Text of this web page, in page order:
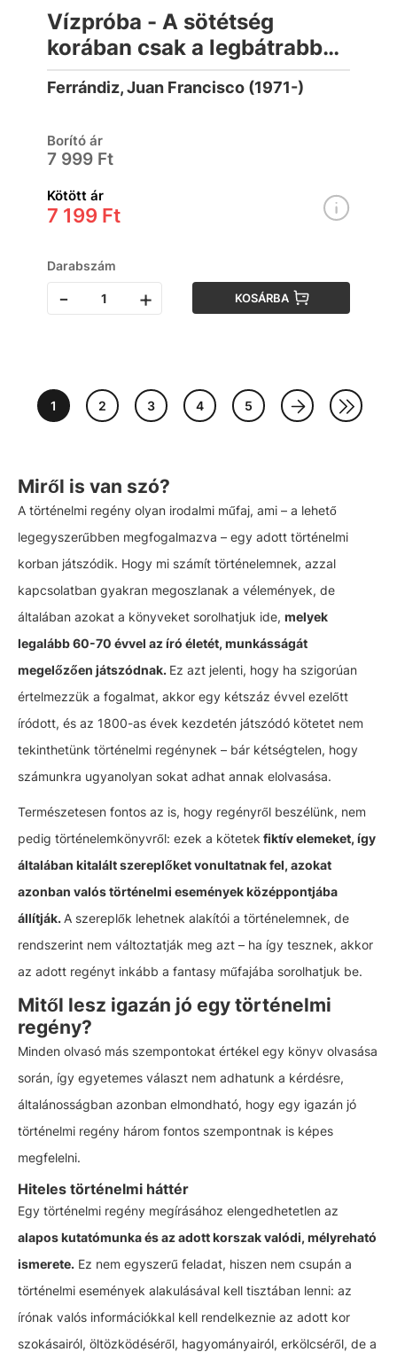
Vízpróba - A sötétség
korában csak a legbátrabbak
mernek igazságot követelni
Ferrándiz, Juan Francisco (1971-)
Borító ár
7 999 Ft
Kötött ár
7 199 Ft
Darabszám
- + KOSÁRBA
1 2 3 4 5
Miről is van szó?
A történelmi regény olyan irodalmi műfaj, ami – a lehető
legegyszerűbben megfogalmazva – egy adott történelmi
korban játszódik. Hogy mi számít történelemnek, azzal
kapcsolatban gyakran megoszlanak a vélemények, de
általában azokat a könyveket sorolhatjuk ide, melyek
legalább 60-70 évvel az író életét, munkásságát
megelőzően játszódnak. Ez azt jelenti, hogy ha szigorúan
értelmezzük a fogalmat, akkor egy kétszáz évvel ezelőtt
íródott, és az 1800-as évek kezdetén játszódó kötetet nem
tekinthetünk történelmi regénynek – bár kétségtelen, hogy
számunkra ugyanolyan sokat adhat annak elolvasása.
Természetesen fontos az is, hogy regényről beszélünk, nem
pedig történelemkönyvről: ezek a kötetek fiktív elemeket, így
általában kitalált szereplőket vonultatnak fel, azokat
azonban valós történelmi események középpontjába
állítják. A szereplők lehetnek alakítói a történelemnek, de
rendszerint nem változtatják meg azt – ha így tesznek, akkor
az adott regényt inkább a fantasy műfajába sorolhatjuk be.
Mitől lesz igazán jó egy történelmi
regény?
Minden olvasó más szempontokat értékel egy könyv olvasása
során, így egyetemes választ nem adhatunk a kérdésre,
általánosságban azonban elmondható, hogy egy igazán jó
történelmi regény három fontos szempontnak is képes
megfelelni.
Hiteles történelmi háttér
Egy történelmi regény megírásához elengedhetetlen az
alapos kutatómunka és az adott korszak valódi, mélyreható
ismerete. Ez nem egyszerű feladat, hiszen nem csupán a
történelmi események alakulásával kell tisztában lenni: az
írónak valós információkkal kell rendelkeznie az adott kor
szokásairól, öltözködéséről, hagyományairól, erkölcséről, de a